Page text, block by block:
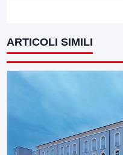
ARTICOLI SIMILI